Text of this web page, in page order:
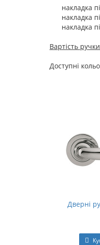
накладка
накладка
накладка
Вартість
Доступні
Дверні